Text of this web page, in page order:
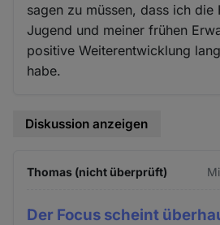
sagen zu müssen, dass ich die
Jugend und meiner frühen
positive Weiterentwicklung
habe.
Diskussion anzeigen
Thomas (nicht überprüft)
Der Focus scheint